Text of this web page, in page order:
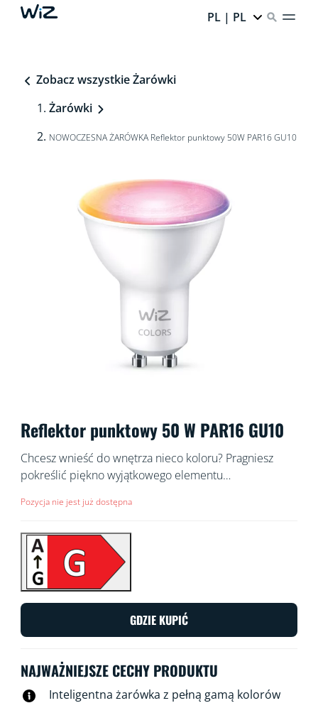
PL | PL
Zobacz wszystkie Żarówki
Żarówki
NOWOCZESNA ŻARÓWKA Reflektor punktowy 50W PAR16 GU10
Reflektor punktowy 50 W PAR16 GU10
Chcesz wnieść do wnętrza nieco koloru? Pragniesz
pokreślić piękno wyjątkowego elementu
kolorowe reflektory LED sprawdzą się w każdym z tych
żeby nie powiedzieć: zwykłemu — kształtowi GU10:
światło, które wydobywa się z tych małych reflektorów,
jest wprost niezwykłe. Wybieraj spośród milionów
kolorów lub twórz harmonogramy, aby automatycznie
zmieniać atmosferę na taką, która będzie odpowiadać
Twoim potrzebom i preferencjom. Wszystkimi
sieci Wi-Fi, korzystając z aplikacji WiZ, pilota WiZ, a
nawet głosu.
Pozycja nie jest już dostępna
GDZIE KUPIĆ
NAJWAŻNIEJSZE CECHY PRODUKTU
Inteligentna żarówka z pełną gamą kolorów